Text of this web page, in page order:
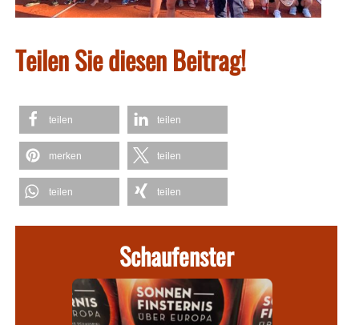
Teilen Sie diesen Beitrag!
teilen teilen
merken teilen
teilen teilen
Schaufenster